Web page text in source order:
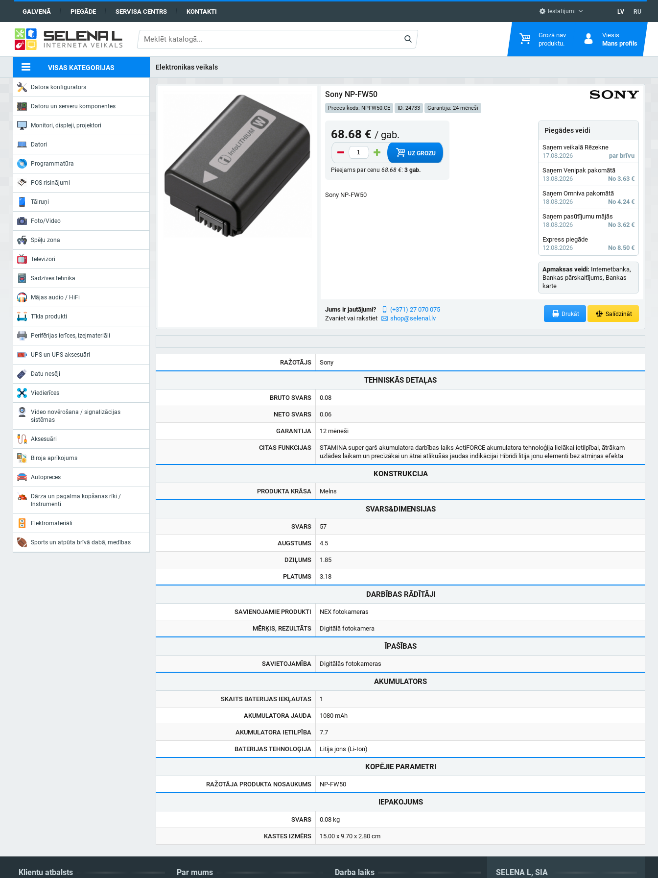
GALVENĀ PIEGĀDE SERVISA CENTRS KONTAKTI Iestatījumi LV RU
Grozā nav
produktu.
Viesis
Mans profils
VISAS KATEGORIJAS Elektronikas veikals
Datora konfigurators
Datoru un serveru komponentes
Monitori, displeji, projektori
Datori
Programmatūra
POS risinājumi
Tālruņi
Foto/Video
Spēļu zona
Televizori
Sadzīves tehnika
Mājas audio / HiFi
Tīkla produkti
Perifērijas ierīces, izejmateriāli
UPS un UPS aksesuāri
Datu nesēji
Viedierīces
Video novērošana / signalizācijas
sistēmas
Aksesuāri
Biroja aprīkojums
Autopreces
Dārza un pagalma kopšanas rīki /
Instrumenti
Elektromateriāli
Sports un atpūta brīvā dabā, medības
Sony NP-FW50
Preces kods: NPFW50.CE ID: 24733 Garantija: 24 mēneši
68.68 € / gab.
UZ GROZU
Pieejams par cenu 68.68 €: 3 gab.
Sony NP-FW50
Piegādes veidi
Saņem veikalā Rēzekne
17.08.2026
par brīvu
Saņem Venipak pakomātā
13.08.2026
No 3.63 €
Saņem Omniva pakomātā
18.08.2026
No 4.24 €
Saņem pasūtījumu mājās
18.08.2026
No 3.62 €
Express piegāde
12.08.2026
No 8.50 €
Apmaksas veidi: Internetbanka,
Bankas pārskaitījums, Bankas
karte
Jums ir jautājumi?
Zvaniet vai rakstiet
(+371) 27 070 075
shop@selenal.lv
Drukāt Salīdzināt
RAŽOTĀJS Sony
TEHNISKĀS DETAĻAS
BRUTO SVARS 0.08
NETO SVARS 0.06
GARANTIJA 12 mēneši
CITAS FUNKCIJAS
STAMINA super garš akumulatora darbības laiks ActiFORCE akumulatora tehnoloģija lielākai ietilpībai, ātrākam
uzlādes laikam un precīzākai un ātrai atlikušās jaudas indikācijai Hibrīdi litija jonu elementi bez atmiņas efekta
KONSTRUKCIJA
PRODUKTA KRĀSA Melns
SVARS&DIMENSIJAS
SVARS 57
AUGSTUMS 4.5
DZIĻUMS 1.85
PLATUMS 3.18
DARBĪBAS RĀDĪTĀJI
SAVIENOJAMIE PRODUKTI NEX fotokameras
MĒRĶIS, REZULTĀTS Digitālā fotokamera
ĪPAŠĪBAS
SAVIETOJAMĪBA Digitālās fotokameras
AKUMULATORS
SKAITS BATERIJAS IEKĻAUTAS 1
AKUMULATORA JAUDA 1080 mAh
AKUMULATORA IETILPĪBA 7.7
BATERIJAS TEHNOLOĢIJA Litija jons (Li-Ion)
KOPĒJIE PARAMETRI
RAŽOTĀJA PRODUKTA NOSAUKUMS NP-FW50
IEPAKOJUMS
SVARS 0.08 kg
KASTES IZMĒRS 15.00 x 9.70 x 2.80 cm
Klientu atbalsts Par mums Darba laiks SELENA L, SIA